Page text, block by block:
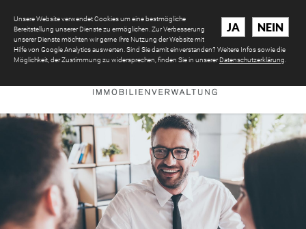
NEIN
JA
Unsere Website verwendet Cookies um eine bestmögliche
Bereitstellung unserer Dienste zu ermöglichen. Zur Verbesserung
unserer Dienste möchten wir gerne Ihre Nutzung der Website mit
Hilfe von Google Analytics auswerten. Sind Sie damit einverstanden? Weitere Infos sowie die
Möglichkeit, der Zustimmung zu widersprechen, finden Sie in unsererDatenschutzerklärung